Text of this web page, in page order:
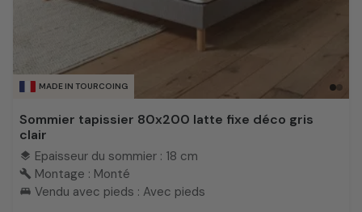
MADE IN TOURCOING
Sommier tapissier 80x200 latte fixe déco gris
clair
layers Epaisseur du sommier : 18 cm
build Montage : Monté
king_bed Vendu avec pieds : Avec pieds